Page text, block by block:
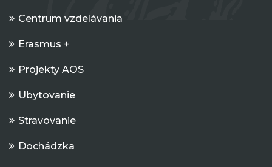
Centrum vzdelávania
Erasmus +
Projekty AOS
Ubytovanie
Stravovanie
Dochádzka